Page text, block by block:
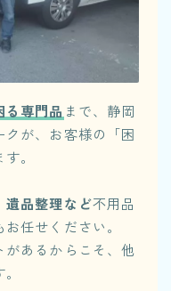
る専門品 まで、静岡
が、お客様の「困
。
遺品整理など不用品
任せください。
あるからこそ、他